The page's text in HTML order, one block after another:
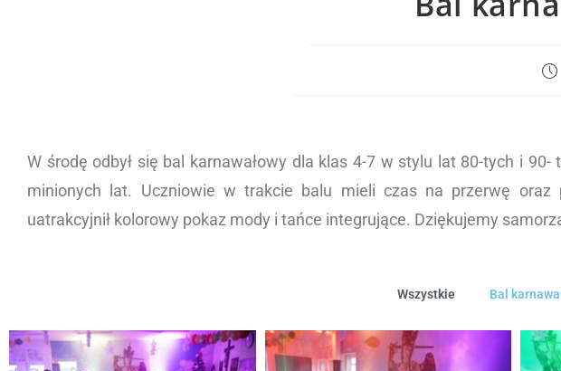
W środę odbył się bal karnawałowy dla klas 4-7 w stylu lat 80-tych i
minionych lat. Uczniowie w trakcie balu mieli czas na przerwę oraz
uatrakcyjnił kolorowy pokaz mody i tańce integrujące. Dziękujemy
Wszystkie Bal